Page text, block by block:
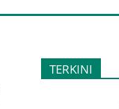
TERKINI